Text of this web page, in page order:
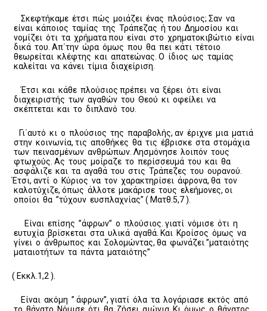
Σκεφτήκαμε έτσι πώς μοιάζει ένας πλούσιος; Σαν να
είναι κάποιος ταμίας της Τράπεζας ή του Δημοσίου και
νομίζει ότι τα χρήματα που είναι στο χρηματοκιβώτιο είναι
δικά του. Απ΄την ώρα όμως που θα πει κάτι τέτοιο
θεωρείται κλέφτης και απατεώνας. Ο ίδιος ως ταμίας
καλείται να κάνει τίμια διαχείριση.
Έτσι και κάθε πλούσιος πρέπει να ξέρει ότι είναι
διαχειριστής των αγαθών του Θεού κι οφείλει να
σκέπτεται και το διπλανό του.
Γι΄αυτό κι ο πλούσιος της παραβολής, αν έριχνε μια ματιά
στην κοινωνία, τις αποθήκες θα τις έβρισκε στα στομάχια
των πεινασμένων ανθρώπων. Λησμόνησε λοιπόν τους
φτωχούς. Ας τους μοίραζε το περίσσευμά του και θα
ασφάλιζε και τα αγαθά του στις Τράπεζες του ουρανού.
Έτσι, αντί ο Κύριος να τον χαρακτηρίσει άφρονα, θα τον
καλοτύχιζε, όπως άλλοτε μακάρισε τους ελεήμονες, οι
οποίοι θα ”τύχουν ευσπλαχνίας” ( Ματθ.5,7 ).
Είναι επίσης ”άφρων” ο πλούσιος. γιατί νόμισε ότι η
ευτυχία βρίσκεται στα υλικά αγαθά. Και Κροίσος όμως να
γίνει ο άνθρωπος και Σολομώντας, θα φωνάζει ”ματαιότης
ματαιοτήτων τα πάντα ματαιότης”
( Εκκλ.1,2 ).
Είναι ακόμη ” άφρων”, γιατί όλα τα λογάριασε εκτός από
το θάνατο. Νόμισε ότι θα ζήσει αιώνια. Κι όμως ο θάνατος